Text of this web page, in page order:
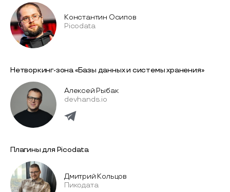
Константин Осипов
Picodata
Нетворкинг-зона «Базы данных и системы хранения»
Алексей Рыбак
devhands.io
Плагины для Picodata
Дмитрий Кольцов
Пикодата